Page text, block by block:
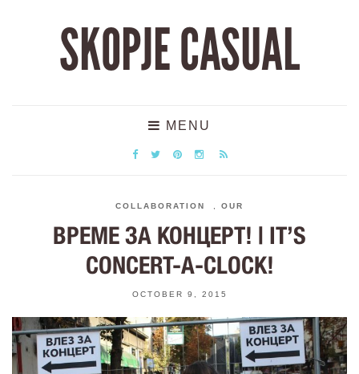
SKOPJE CASUAL
MENU
COLLABORATION OUR
ВРЕМЕ ЗА КОНЦЕРТ! | IT’S
CONCERT-A-CLOCK!
OCTOBER 9, 2015